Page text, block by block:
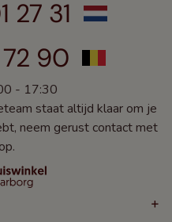
27 31
90
- 17:30
staat altijd klaar om je
neem gerust contact met
+